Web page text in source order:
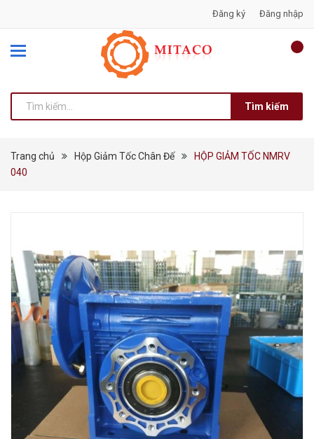
Đăng ký Đăng nhập
Tìm kiếm
Trang chủ Hộp Giảm Tốc Chân Đế
HỘP GIẢM TỐC NMRV
040